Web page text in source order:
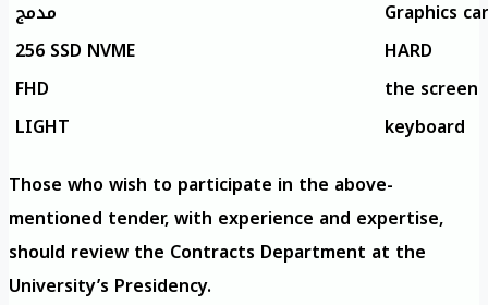
مدمج
Graphics
256 SSD NVME
HARD
FHD
the screen
LIGHT
keyboard
Those who wish to participate in the above-
mentioned tender, with experience and expertise,
should review the Contracts Department at the
University’s Presidency.